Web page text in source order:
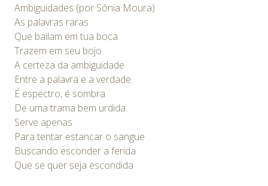
Ambiguidades (por Sônia Moura)
As palavras raras
Que bailam em tua boca
Trazem em seu bojo
A certeza da ambiguidade
Entre a palavra e a verdade
É espectro, é sombra
De uma trama bem urdida
Serve apenas
Para tentar estancar o sangue
Buscando esconder a ferida
Que se quer seja escondida